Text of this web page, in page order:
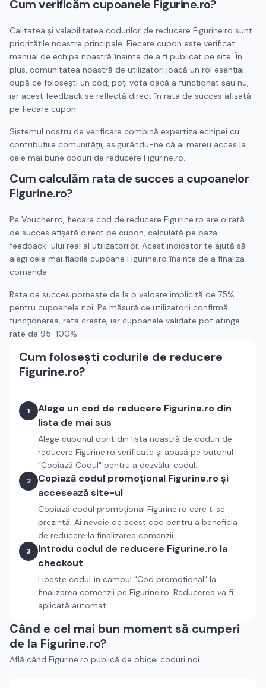
Cum verificăm cupoanele Figurine.ro?
Calitatea și valabilitatea codurilor de reducere Figurine.ro sunt
prioritățile noastre principale. Fiecare cupon este verificat
manual de echipa noastră înainte de a fi publicat pe site. În
plus, comunitatea noastră de utilizatori joacă un rol esențial:
după ce folosești un cod, poți vota dacă a funcționat sau nu,
iar acest feedback se reflectă direct în rata de succes afișată
pe fiecare cupon.
Sistemul nostru de verificare combină expertiza echipei cu
contribuțiile comunității, asigurându-ne că ai mereu acces la
cele mai bune coduri de reducere Figurine.ro.
Cum calculăm rata de succes a cupoanelor
Figurine.ro?
Pe Voucher.ro, fiecare cod de reducere Figurine.ro are o rată
de succes afișată direct pe cupon, calculată pe baza
feedback-ului real al utilizatorilor. Acest indicator te ajută să
alegi cele mai fiabile cupoane Figurine.ro înainte de a finaliza
comanda.
Rata de succes pornește de la o valoare implicită de 75%
pentru cupoanele noi. Pe măsură ce utilizatorii confirmă
funcționarea, rata crește, iar cupoanele validate pot atinge
rate de 95-100%.
Cum folosești codurile de reducere
Figurine.ro?
1 Alege un cod de reducere Figurine.ro din
lista de mai sus
Alege cuponul dorit din lista noastră de coduri de
reducere Figurine.ro verificate și apasă pe butonul
"Copiază Codul" pentru a dezvălui codul.
2 Copiază codul promoțional Figurine.roși
accesează site-ul
Copiază codul promoțional Figurine.ro care ți se
prezintă. Ai nevoie de acest cod pentru a beneficia
de reducere la finalizarea comenzii.
3 Introdu codul de reducere Figurine.ro la
checkout
Lipește codul în câmpul "Cod promoțional" la
finalizarea comenzii pe Figurine.ro. Reducerea va fi
aplicată automat.
Când e cel mai bun moment să cumperi
de la Figurine.ro?
Află când Figurine.ro publică de obicei coduri noi.